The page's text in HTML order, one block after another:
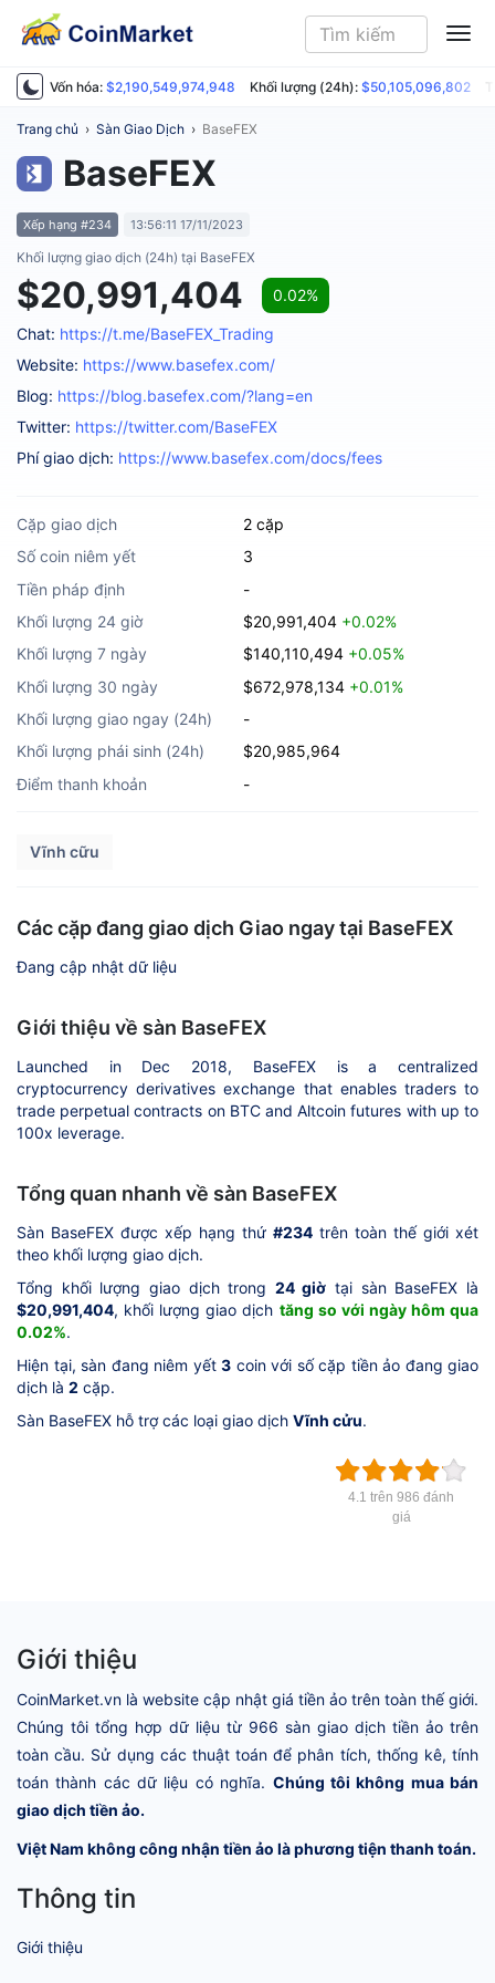
Vốn hóa: $2,190,549,974,948 Khối lượng (24h): $50,105,096,802
Trang chủ › Sàn Giao Dịch › BaseFEX
BaseFEX
Xếp hạng #234 13:56:11 17/11/2023
Khối lượng giao dịch (24h) tại BaseFEX
$20,991,404 0.02%
Chat: https://t.me/BaseFEX_Trading
Website: https://www.basefex.com/
Blog: https://blog.basefex.com/?lang=en
Twitter: https://twitter.com/BaseFEX
Phí giao dịch: https://www.basefex.com/docs/fees
Cặp giao dịch
2 cặp
Số coin niêm yết
3
Tiền pháp định
-
Khối lượng 24 giờ
$20,991,404 +0.02%
Khối lượng 7 ngày
$140,110,494 +0.05%
Khối lượng 30 ngày
$672,978,134 +0.01%
Khối lượng giao ngay (24h)
-
Khối lượng phái sinh (24h)
$20,985,964
Điểm thanh khoản
-
Vĩnh cữu
Các cặp đang giao dịch Giao ngay tại BaseFEX
Đang cập nhật dữ liệu
Giới thiệu về sàn BaseFEX
Launched in Dec 2018, BaseFEX is a centralized
cryptocurrency derivatives exchange that enables traders to
trade perpetual contracts on BTC and Altcoin futures with up to
100x leverage.
Tổng quan nhanh về sàn BaseFEX
Sàn BaseFEX được xếp hạng thứ #234 trên toàn thế giới xét
theo khối lượng giao dịch.
Tổng khối lượng giao dịch trong 24 giờ tại sàn BaseFEX là
$20,991,404, khối lượng giao dịch tăng so với ngày hôm qua
0.02%.
Hiện tại, sàn đang niêm yết 3 coin với số cặp tiền ảo đang giao
dịch là 2 cặp.
Sàn BaseFEX hỗ trợ các loại giao dịch Vĩnh cửu.
4.1 trên 986 đánh
giá
Giới thiệu
CoinMarket.vn là website cập nhật giá tiền ảo trên toàn thế giới.
Chúng tôi tổng hợp dữ liệu từ 966 sàn giao dịch tiền ảo trên
toàn cầu. Sử dụng các thuật toán để phân tích, thống kê, tính
toán thành các dữ liệu có nghĩa. Chúng tôi không mua bán
giao dịch tiền ảo.
Việt Nam không công nhận tiền ảo là phương tiện thanh toán.
Thông tin
Giới thiệu